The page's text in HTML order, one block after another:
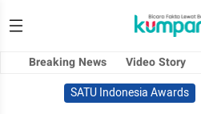
Breaking News Video Story
SATU Indonesia Awards